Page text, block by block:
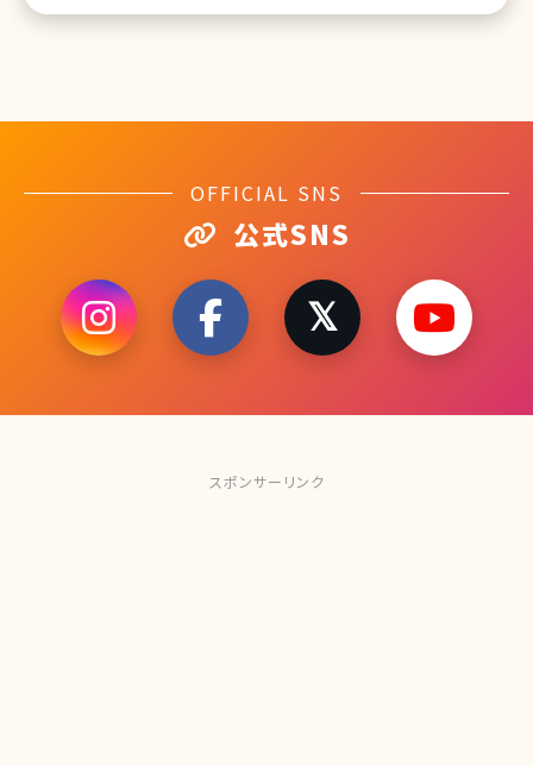
OFFICIAL SNS
公式SNS
スポンサーリンク